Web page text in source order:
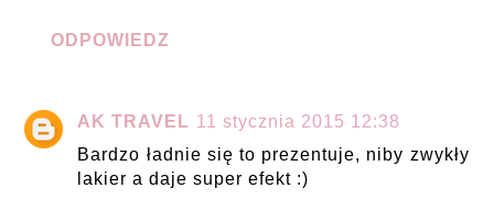
ODPOWIEDZ
AK TRAVEL 11 stycznia 2015 12:38
Bardzo ładnie się to prezentuje, niby zwykły
lakier a daje super efekt :)